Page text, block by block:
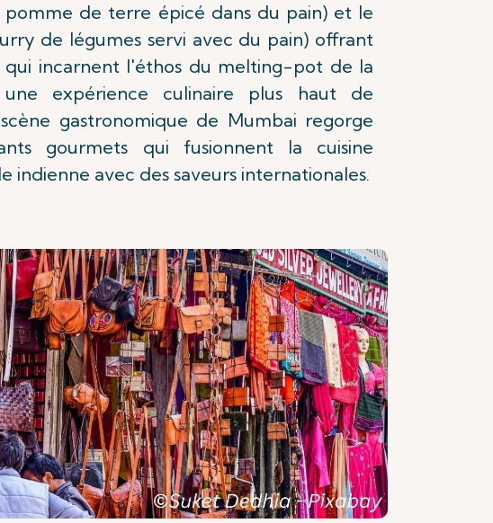
de terre épicé dans du pain) et le
de légumes servi avec du pain) offrant
qui incarnent l'éthos du melting-pot de la
expérience culinaire plus haut de
gastronomique de Mumbai regorge
gourmets qui fusionnent la cuisine
indienne avec des saveurs internationales.